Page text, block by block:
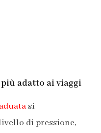
adatto ai viaggi
si
di pressione,